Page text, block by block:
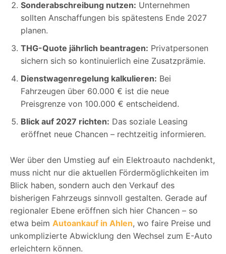
Sonderabschreibung nutzen: Unternehmen
sollten Anschaffungen bis spätestens Ende 2027
planen.
THG-Quote jährlich beantragen: Privatpersonen
sichern sich so kontinuierlich eine Zusatzprämie.
Dienstwagenregelung kalkulieren: Bei
Fahrzeugen über 60.000 € ist die neue
Preisgrenze von 100.000 € entscheidend.
Blick auf 2027 richten: Das soziale Leasing
eröffnet neue Chancen – rechtzeitig informieren.
Wer über den Umstieg auf ein Elektroauto nachdenkt,
muss nicht nur die aktuellen Fördermöglichkeiten im
Blick haben, sondern auch den Verkauf des
bisherigen Fahrzeugs sinnvoll gestalten. Gerade auf
regionaler Ebene eröffnen sich hier Chancen – so
etwa beim Autoankauf in Ahlen, wo faire Preise und
unkomplizierte Abwicklung den Wechsel zum E-Auto
erleichtern können.